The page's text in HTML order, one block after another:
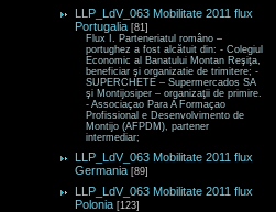
LLP_LdV_063 Mobilitate 2011 flux
Portugalia [81]
Flux I. Parteneriatul româno –
portughez a fost alcătuit din: - Colegiul
Economic al Banatului Montan Reşiţa,
beneficiar şi organizatie de trimitere; -
SUPERCHETE – Supermercados SA
şi Montijosiper – organizaţii de primire.
- Associaçao Para A Formaçao
Profissional e Desenvolvimento de
Montijo (AFPDM), partener
intermediar;
LLP_LdV_063 Mobilitate 2011 flux
Germania [89]
LLP_LdV_063 Mobilitate 2011 flux
Polonia [123]